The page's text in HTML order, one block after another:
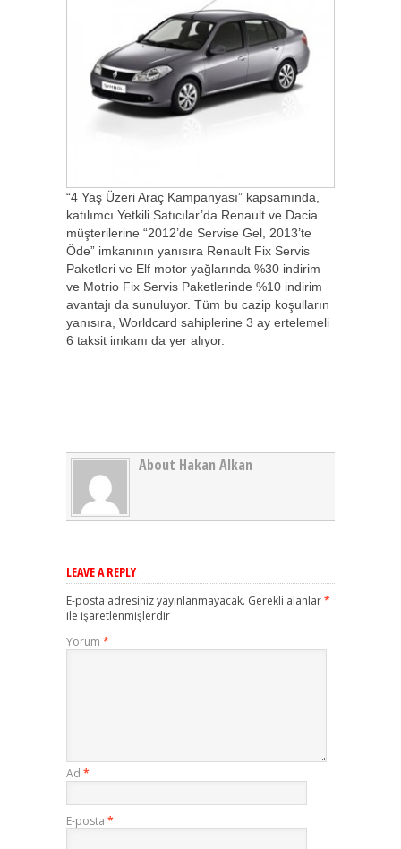
“4 Yaş Üzeri Araç Kampanyası” kapsamında,
katılımcı Yetkili Satıcılar’da Renault ve Dacia
müşterilerine “2012’de Servise Gel, 2013’te
Öde” imkanının yanısıra Renault Fix Servis
Paketleri ve Elf motor yağlarında %30 indirim
ve Motrio Fix Servis Paketlerinde %10 indirim
avantajı da sunuluyor. Tüm bu cazip koşulların
yanısıra, Worldcard sahiplerine 3 ay ertelemeli
6 taksit imkanı da yer alıyor.
About Hakan Alkan
LEAVE A REPLY
E-posta adresiniz yayınlanmayacak. Gerekli alanlar*
ile işaretlenmişlerdir
Yorum *
Ad *
E-posta *